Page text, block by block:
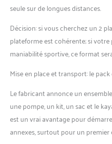
seule sur de longues distances.
Décision: si vous cherchez un 2
plateforme est cohérente; si
maniabilité sportive, ce format
Mise en place et transport: le
Le fabricant annonce un
une pompe, un kit, un sac et le
est un vrai avantage pour
annexes, surtout pour un